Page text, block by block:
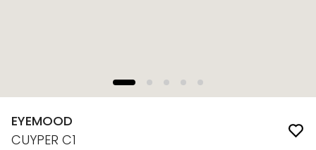
EYEMOOD
CUYPER C1